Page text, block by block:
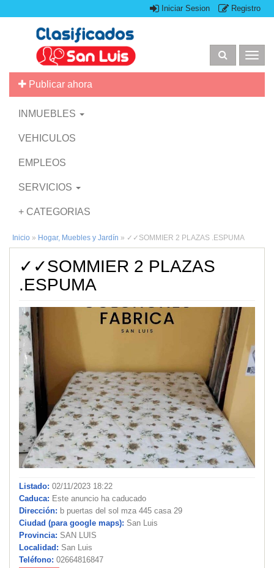
Iniciar Sesion Registro
Publicar ahora
INMUEBLES
VEHICULOS
EMPLEOS
SERVICIOS
+ CATEGORIAS
Inicio » Hogar, Muebles y Jardín » ✓✓SOMMIER 2 PLAZAS .ESPUMA
✓✓SOMMIER 2 PLAZAS
.ESPUMA
Listado: 02/11/2023 18:22
Caduca: Este anuncio ha caducado
Dirección: b puertas del sol mza 445 casa 29
Ciudad (para google maps): San Luis
Provincia: SAN LUIS
Localidad: San Luis
Teléfono: 02664816847